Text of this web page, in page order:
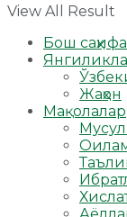
View All Result
Бош саҳифа
Жаҳон
Мақолалар